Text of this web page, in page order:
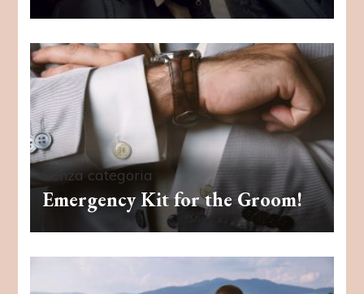
Senza categoria
Emergency Kit for the Groom!